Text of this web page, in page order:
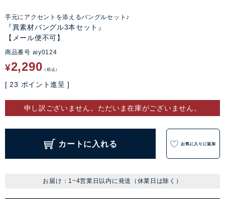
手元にアクセントを添えるバングルセット♪
『異素材バングル3本セット』
【メール便不可】
商品番号 aiy0124
¥2,290 税込
[ 23 ポイント進呈 ]
申し訳ございません。ただいま在庫がございません。
カートに入れる お気に入りに追加
お届け：1~4営業日以内に発送（休業日は除く）